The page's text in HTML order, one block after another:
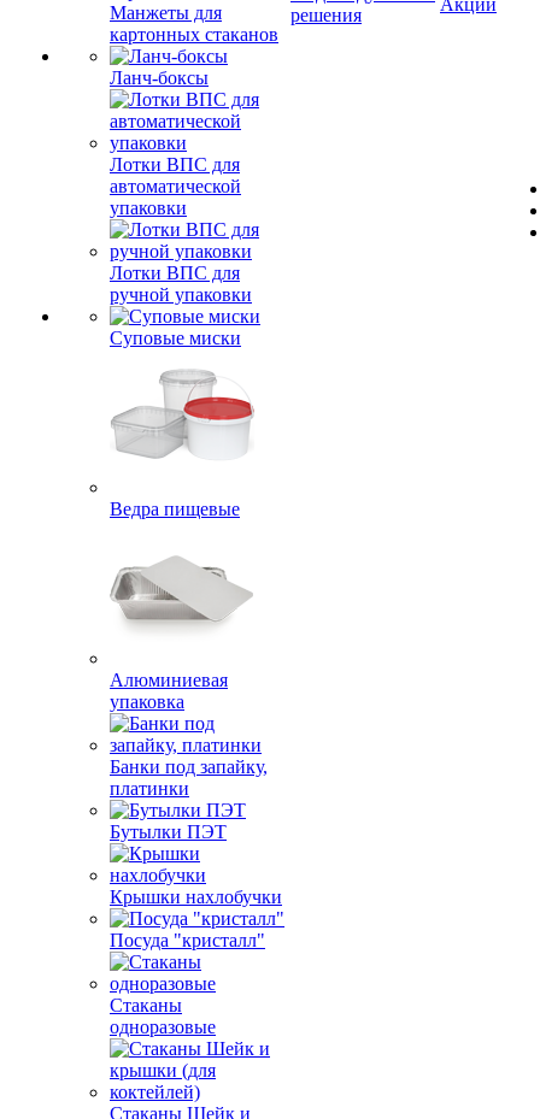
Манжеты для
картонных стаканов
Ланч-боксы
Лотки ВПС для
автоматической
упаковки
Лотки ВПС для
ручной упаковки
Суповые миски
Ведра пищевые
Алюминиевая
упаковка
Банки под запайку,
платинки
Бутылки ПЭТ
Крышки нахлобучки
Посуда "кристалл"
Стаканы
одноразовые
Стаканы Шейк и
решения
Акции